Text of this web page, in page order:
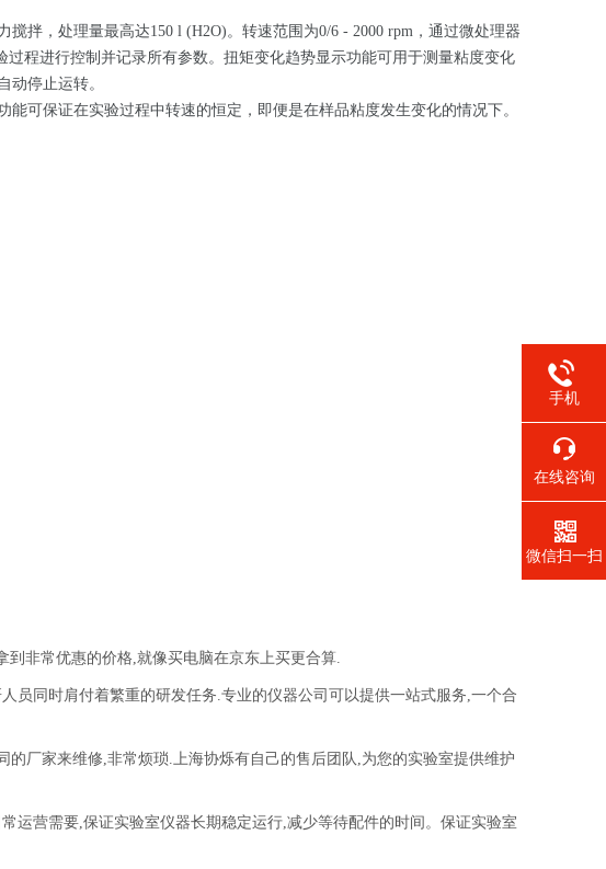
拌，处理量最高达150 l (H2O)。转速范围为0/6 - 2000 rpm，通过微处理器
程进行控制并记录所有参数。扭矩变化趋势显示功能可用于测量粘度变化
动停止运转。
可保证在实验过程中转速的恒定，即便是在样品粘度发生变化的情况下。
非常优惠的价格,就像买电脑在京东上买更合算.
员同时肩付着繁重的研发任务.专业的仪器公司可以提供一站式服务,一个合
厂家来维修,非常烦琐.上海协烁有自己的售后团队,为您的实验室提供维护
运营需要,保证实验室仪器长期稳定运行,减少等待配件的时间。 保证实验室
手机
在线咨询
微信扫一扫